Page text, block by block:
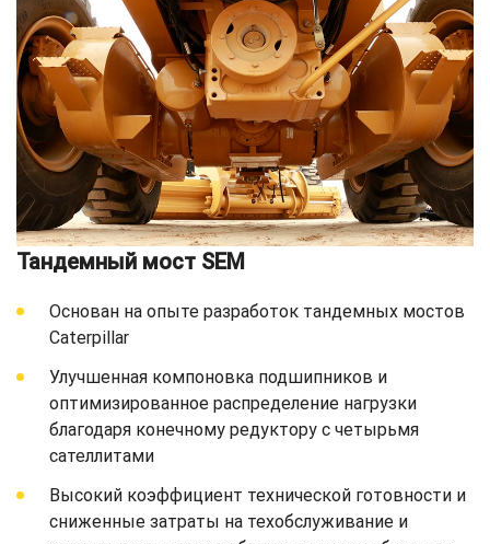
Тандемный мост SEM
Основан на опыте разработок тандемных мостов
Caterpillar
Улучшенная компоновка подшипников и
оптимизированное распределение нагрузки
благодаря конечному редуктору с четырьмя
сателлитами
Высокий коэффициент технической готовности и
сниженные затраты на техобслуживание и